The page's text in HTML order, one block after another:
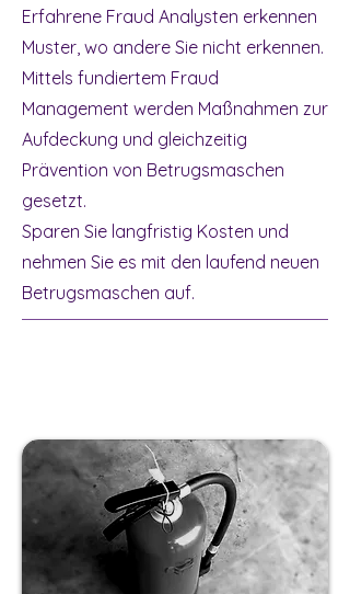
Erfahrene Fraud Analysten erkennen
Muster, wo andere Sie nicht erkennen.
Mittels fundiertem Fraud
Management werden Maßnahmen zur
Aufdeckung und gleichzeitig
Prävention von Betrugsmaschen
gesetzt.
Sparen Sie langfristig Kosten und
nehmen Sie es mit den laufend neuen
Betrugsmaschen auf.